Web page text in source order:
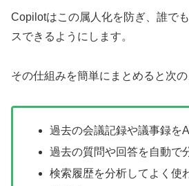
Copilotはこの属人化を防ぎ、誰で
スできるようにします。
その仕組みを簡単にまとめると次の
過去の会議記録や議事録を
過去の質問や回答を自動で
検索履歴を分析してよく使